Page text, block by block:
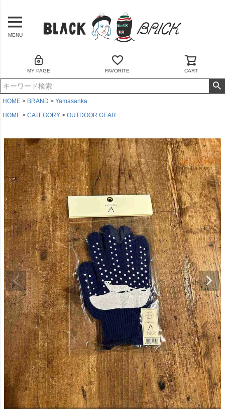
MENU
MY PAGE FAVORITE CART
HOME BRAND
Yamasanka
HOME
CATEGORY OUTDOOR GEAR